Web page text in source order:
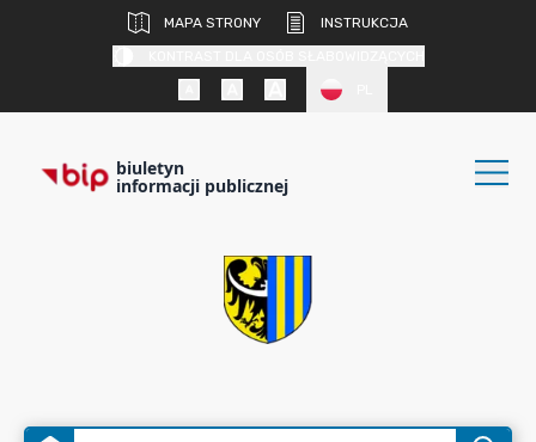
MAPA STRONY
INSTRUKCJA
biuletyn
informacji publicznej